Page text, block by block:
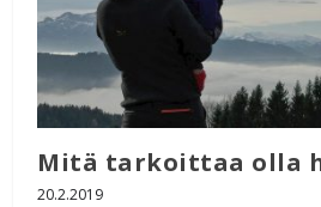
Mitä tarkoittaa olla
20.2.2019